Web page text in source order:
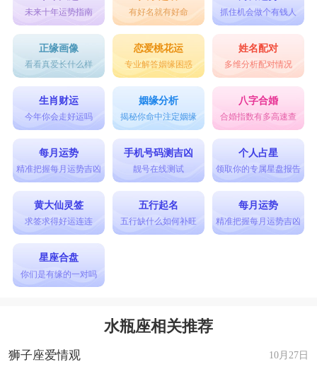
未来十年运势指南 有好名就有好命 抓住机会做个有钱人
正缘画像
看看真爱长什么样
恋爱桃花运
专业解答姻缘困惑
姓名配对
多维分析配对情况
生肖财运
今年你会走好运吗
姻缘分析
揭秘你命中注定姻缘
八字合婚
合婚指数有多高速查
每月运势
精准把握每月运势吉凶
手机号码测吉凶
靓号在线测试
个人占星
领取你的专属星盘报告
黄大仙灵签
求签求得好运连连
五行起名
五行缺什么如何补旺
每月运势
精准把握每月运势吉凶
星座合盘
你们是有缘的一对吗
水瓶座相关推荐
10月27日
狮子座爱情观